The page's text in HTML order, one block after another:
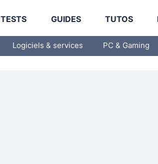
TESTS GUIDES TUTOS
Logiciels & services PC & Gaming